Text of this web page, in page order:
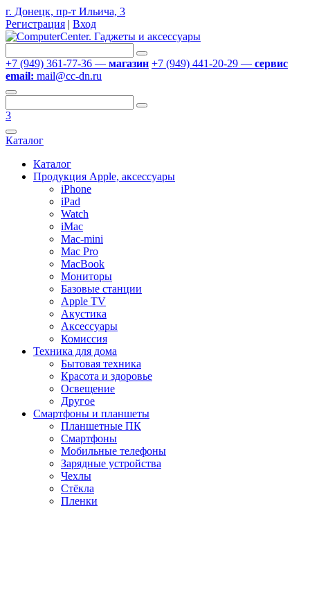
г. Донецк, пр-т Ильича, 3
Регистрация | Вход
+7 (949) 361-77-36 — магазин +7 (949) 441-20-29 — сервис
email: mail@cc-dn.ru
3
Каталог
Каталог
Продукция Apple, аксессуары
iPhone
iPad
Watch
iMac
Mac-mini
Mac Pro
MacBook
Мониторы
Базовые станции
Apple TV
Акустика
Аксессуары
Комиссия
Техника для дома
Бытовая техника
Красота и здоровье
Освещение
Другое
Смартфоны и планшеты
Планшетные ПК
Смартфоны
Мобильные телефоны
Зарядные устройства
Чехлы
Стёкла
Пленки